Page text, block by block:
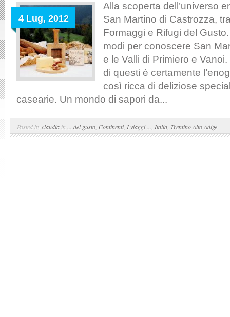
4 Lug, 2012
Alla scoperta dell’universo
San Martino di Castrozza,
Formaggi e Rifugi del
modi per conoscere San
e le Valli di Primiero e
di questi è certamente
così ricca di deliziose
casearie. Un mondo di sapori da...
Posted byclaudia in ... del gusto Continenti, I viaggi ... Italia Trentino Alto Adige